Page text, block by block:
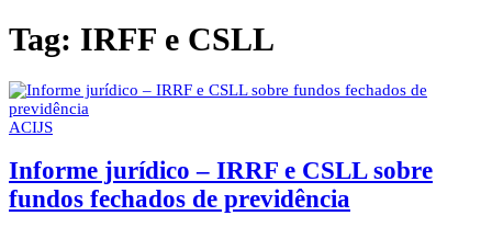
Tag: IRFF e CSLL
ACIJS
Informe jurídico – IRRF e CSLL sobre
fundos fechados de previdência